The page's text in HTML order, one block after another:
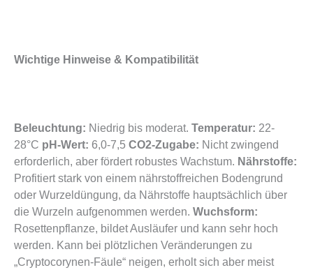
Wichtige Hinweise & Kompatibilität
Beleuchtung: Niedrig bis moderat. Temperatur: 22-
28°C pH-Wert: 6,0-7,5 CO2-Zugabe: Nicht zwingend
erforderlich, aber fördert robustes Wachstum. Nährstoffe:
Profitiert stark von einem nährstoffreichen Bodengrund
oder Wurzeldüngung, da Nährstoffe hauptsächlich über
die Wurzeln aufgenommen werden. Wuchsform:
Rosettenpflanze, bildet Ausläufer und kann sehr hoch
werden. Kann bei plötzlichen Veränderungen zu
„Cryptocorynen-Fäule“ neigen, erholt sich aber meist